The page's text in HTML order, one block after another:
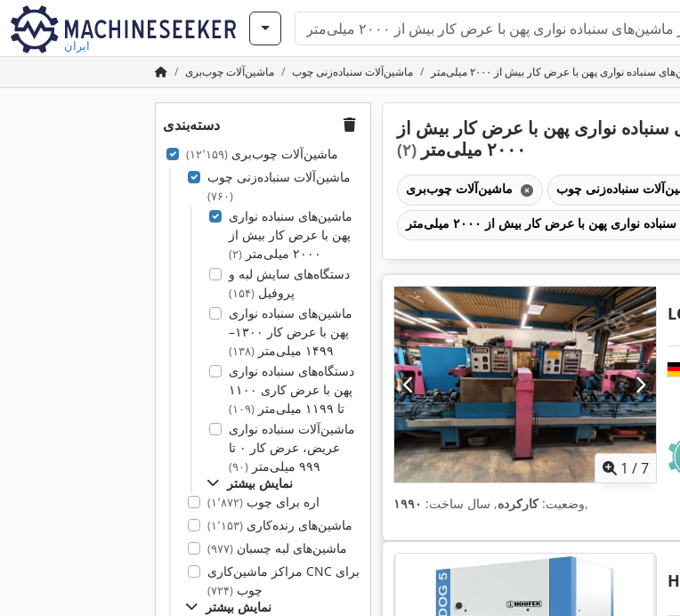
ایران
ماشین‌آلات چوب‌بری ماشین‌آلات سنباده‌زنی چوب نواری پهن با عرض کار بیش از ۲۰۰۰ میلی‌متر
دسته‌بندی
ماشین‌آلات چوب‌بری(۱۲٬۱۵۹)
ماشین‌آلات سنباده‌زنی چوب
(۷۶۰)
ماشین‌های سنباده نواری
پهن با عرض کار بیش از
۲۰۰۰ میلی‌متر
(۲)
دستگاه‌های سایش لبه و
پروفیل(۱۵۴)
ماشین‌های سنباده نواری
پهن با عرض کار ۱۳۰۰–
۱۴۹۹ میلی‌متر
(۱۳۸)
دستگاه‌های سنباده نواری
پهن با عرض کاری ۱۱۰۰
تا ۱۱۹۹ میلی‌متر
(۱۰۹)
ماشین‌آلات سنباده نواری
عریض، عرض کار ۰ تا
۹۹۹ میلی‌متر
(۹۰)
نمایش بیشتر
اره برای چوب(۱٬۸۷۲)
ماشین‌های رنده‌کاری(۱٬۱۵۳)
ماشین‌های لبه چسبان(۹۷۷)
مراکز ماشین‌کاری CNC برای
چوب(۷۲۴)
نمایش بیشتر
نواری پهن با عرض کار بیش از
۲۰۰۰ میلی‌متر
(۲)
1 /7
وضعیت:کارکرده, سال ساخت: ۱۹۹۰ ,